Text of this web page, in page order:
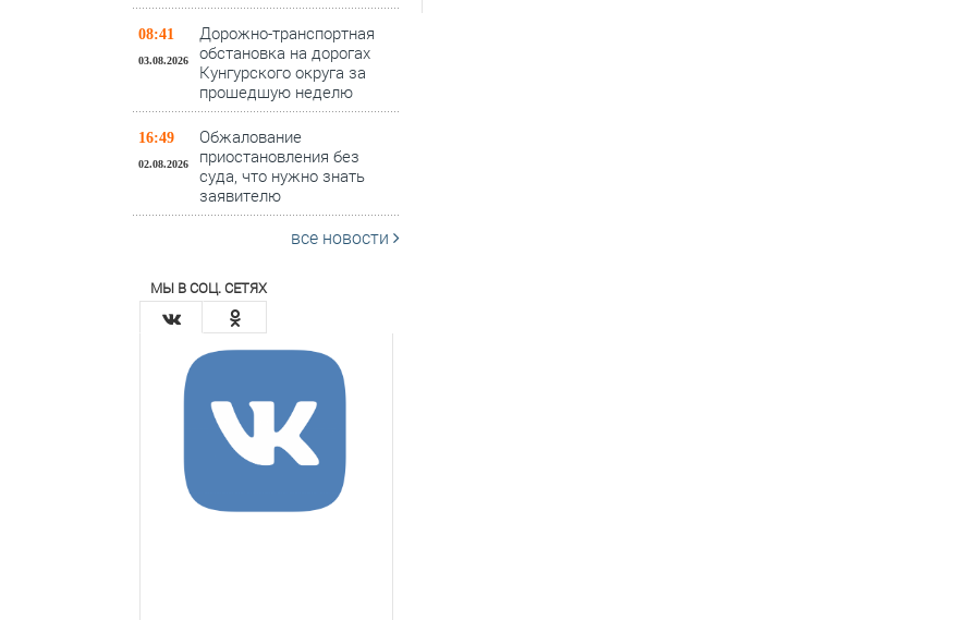
08:41
03.08.2026
Дорожно-транспортная
обстановка на дорогах
Кунгурского округа за
прошедшую неделю
16:49
02.08.2026
Обжалование
приостановления без
суда, что нужно знать
заявителю
все новости
МЫ В СОЦ. СЕТЯХ